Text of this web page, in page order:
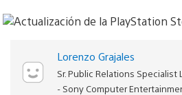
Lorenzo Grajales
Sr. Public Relations Specialist
- Sony Computer